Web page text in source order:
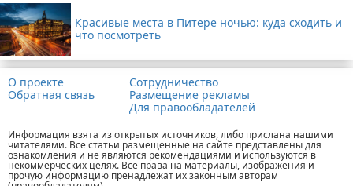
Красивые места в Питере ночью: куда сходить и
что посмотреть
О проекте
Обратная связь
Сотрудничество
Размещение рекламы
Для правообладателей
Информация взята из открытых источников, либо прислана нашими
читателями. Все статьи размещенные на сайте представлены для
ознакомления и не являются рекомендациями и используются в
некоммерческих целях. Все права на материалы, изображения и
прочую информацию пренадлежат их законным авторам